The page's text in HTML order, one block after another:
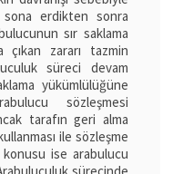
sona erdikten sonra
sır saklama
çıkan zararı tazmin
süreci devam
yükümlülüğüne
sözleşmesi
tarafın geri alma
ile sözleşme
ise arabulucu